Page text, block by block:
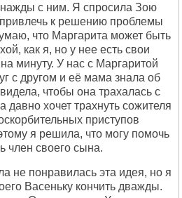
с ним. Я спросила Зою
к решению проблемы
что Маргарита может быть
как я, но у нее есть свои
минуту. У нас с Маргаритой
с другом и её мама знала об
чтобы она трахалась с
хочет трахнуть сожителя
приступов
я решила, что могу помочь
член своего сына.
не понравилась эта идея, но я
Васеньку кончить дважды.